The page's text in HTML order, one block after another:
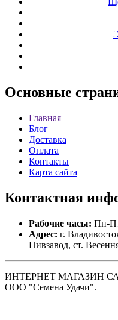
Основные
Главная
Блог
Доставка
Оплата
Контакты
Карта сайта
Контактная
Рабочие часы: Пн-
Адрес: г.
Пивзавод, ст.
ИНТЕРНЕТ МАГАЗИН
ООО "Семена Удачи".